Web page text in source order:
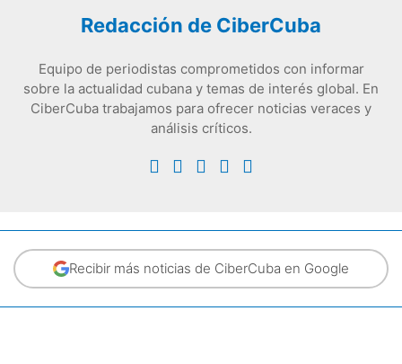
Redacción de CiberCuba
Equipo de periodistas comprometidos con informar
sobre la actualidad cubana y temas de interés global. En
CiberCuba trabajamos para ofrecer noticias veraces y
análisis críticos.
Recibir más noticias de CiberCuba en Google